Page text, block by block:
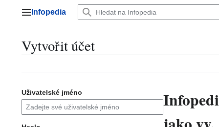
Hlavní menu
Infopedia
Vytvořit účet
Uživatelské jméno